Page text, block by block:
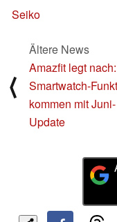
Seiko
⟨
Ältere News
Amazfit legt
Smartwatch-
kommen mit Juni-
Update